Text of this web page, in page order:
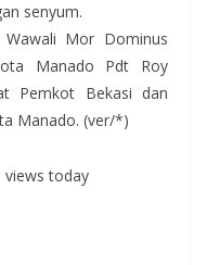
senyum.
Mor Dominus
Manado Pdt Roy
Pemkot Bekasi dan
Manado. (ver/*)
views today